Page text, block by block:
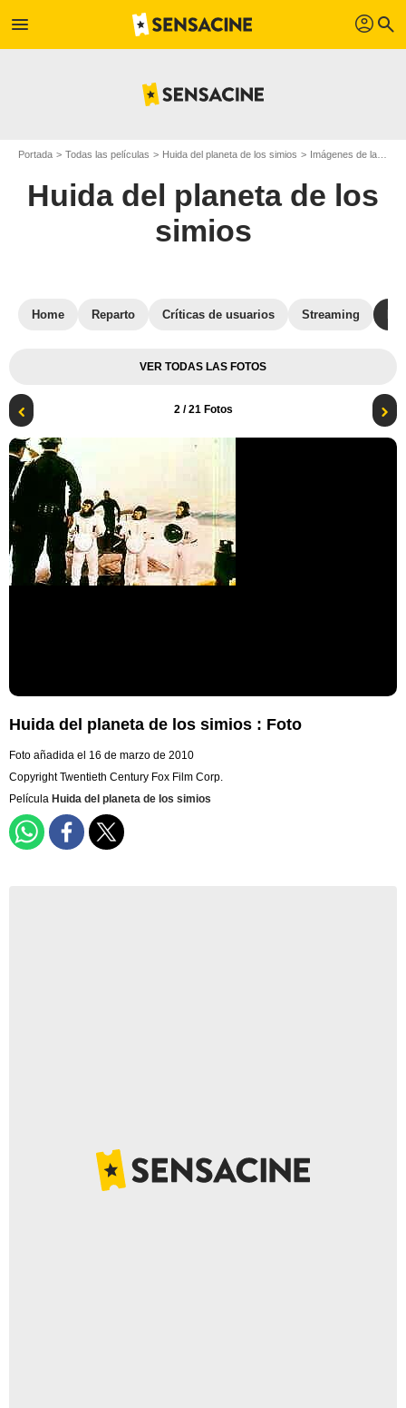
menu profil search
Portada Todas las películas Huida del planeta de los simios Imágenes de la película Huida del planeta de los simios
Huida del planeta de los
simios
Home Reparto Críticas de usuarios Streaming
VER TODAS LAS FOTOS
2/ 21 Fotos
Huida del planeta de los simios : Foto
Foto añadida el 16 de marzo de 2010
Copyright Twentieth Century Fox Film Corp.
Película Huida del planeta de los simios